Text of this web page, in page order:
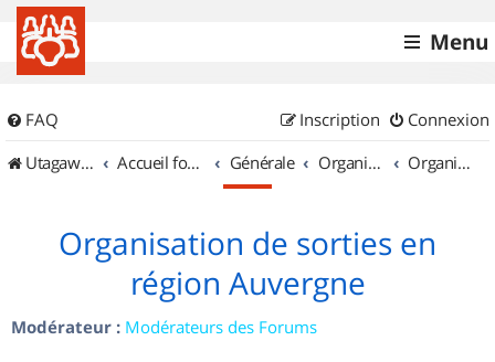
Menu
FAQ Connexion
Inscription
UtagawaVTT (Randos VTT et VTTAE avec traces GPS)
Accueil forum Générale Organisation de sorties & Recherche de partenaires Organisation de sorties en région Auvergne
Organisation de sorties en
région Auvergne
Modérateur : Modérateurs des Forums